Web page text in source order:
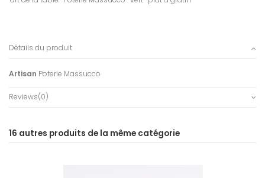
Détails du produit
Artisan Poterie Massucco
Reviews(0)
16 autres produits de la même catégorie